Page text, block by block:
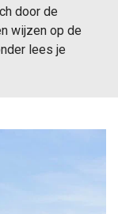
door de
wijzen op de
lees je